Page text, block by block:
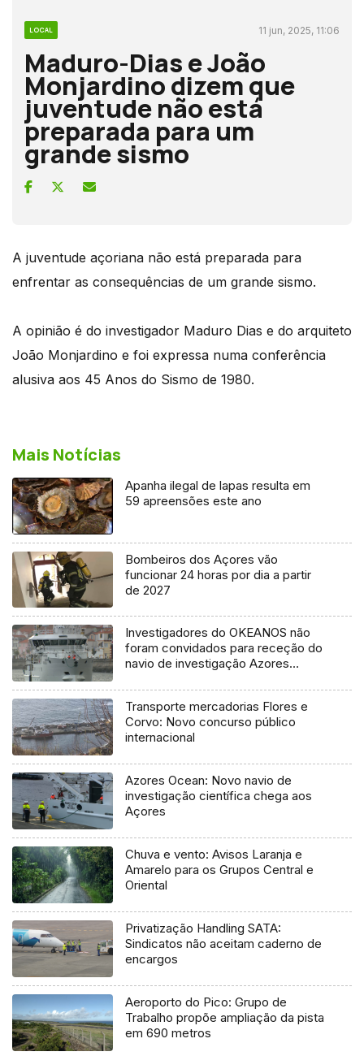
LOCAL 11 jun, 2025, 11:06
Maduro-Dias e João
Monjardino dizem que
juventude não está
preparada para um
grande sismo
A juventude açoriana não está preparada para
enfrentar as consequências de um grande sismo.
A opinião é do investigador Maduro Dias e do arquiteto
João Monjardino e foi expressa numa conferência
alusiva aos 45 Anos do Sismo de 1980.
Mais Notícias
Apanha ilegal de lapas resulta em
59 apreensões este ano
Bombeiros dos Açores vão
funcionar 24 horas por dia a partir
de 2027
Investigadores do OKEANOS não
foram convidados para receção do
navio de investigação Azores
Transporte mercadorias Flores e
Corvo: Novo concurso público
internacional
Azores Ocean: Novo navio de
investigação científica chega aos
Açores
Chuva e vento: Avisos Laranja e
Amarelo para os Grupos Central e
Oriental
Privatização Handling SATA:
Sindicatos não aceitam caderno de
encargos
Aeroporto do Pico: Grupo de
Trabalho propõe ampliação da pista
em 690 metros